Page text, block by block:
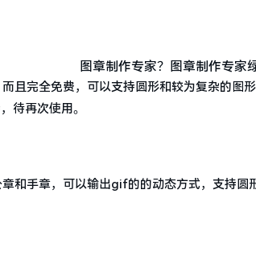
且完全免费，可以支持圆形和较为复杂的图
待再次使用。
和手章，可以输出gif的的动态方式，支持